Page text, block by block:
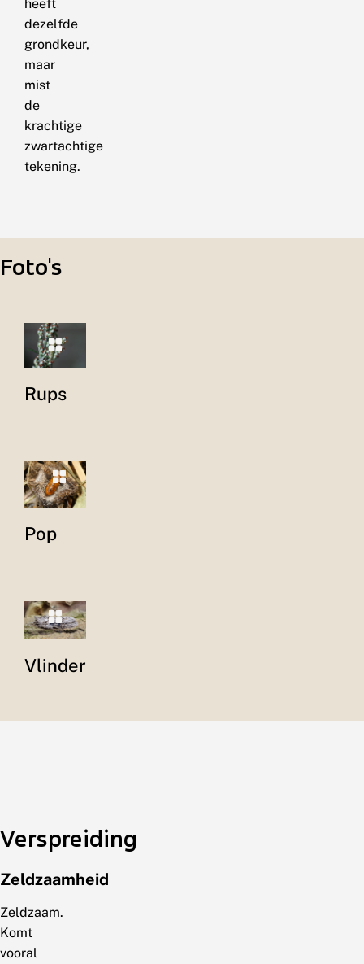
heeft
dezelfde
grondkeur,
maar
mist
de
krachtige
zwartachtige
tekening.
Foto's
Rups
Pop
Vlinder
Verspreiding
Zeldzaamheid
Zeldzaam.
Komt
vooral